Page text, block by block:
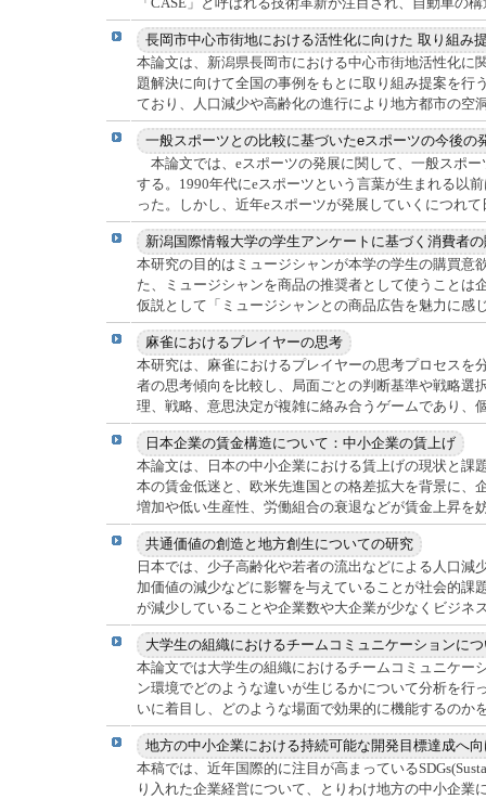
「CASE」と呼ばれる技術革新が注目され、自動車の
本論文は、新潟県長岡市における中心市街地活性化に
題解決に向けて全国の事例をもとに取り組み提案を
ており、人口減少や高齢化の進行により地方都市の空
本論文では、eスポーツの発展に関して、一般スポ
する。1990年代にeスポーツという言葉が生まれる以
った。しかし、近年eスポーツが発展していくにつれて
本研究の目的はミュージシャンが本学の学生の購買意
た、ミュージシャンを商品の推奨者として使うこと
仮説として「ミュージシャンとの商品広告を魅力に感
本研究は、麻雀におけるプレイヤーの思考プロセスを
者の思考傾向を比較し、局面ごとの判断基準や戦略選
理、戦略、意思決定が複雑に絡み合うゲームであり、
本論文は、日本の中小企業における賃上げの現状と課
本の賃金低迷と、欧米先進国との格差拡大を背景に、
増加や低い生産性、労働組合の衰退などが賃金上昇を
日本では、少子高齢化や若者の流出などによる人口
加価値の減少などに影響を与えていることが社会的
が減少していることや企業数や大企業が少なくビジネ
本論文では大学生の組織におけるチームコミュニケー
ン環境でどのような違いが生じるかについて分析を
いに着目し、どのような場面で効果的に機能するのか
本稿では、近年国際的に注目が高まっている
り入れた企業経営について、とりわけ地方の中小企業